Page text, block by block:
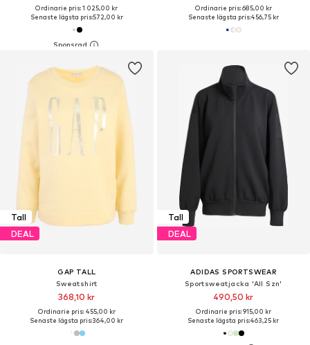
Ordinarie pris: 1 025,00 kr
Senaste lägsta pris:572,00 kr
Ordinarie pris: 685,00 kr
Senaste lägsta pris:456,75 kr
Tall
DEAL
GAP TALL
Sweatshirt
368,10 kr
Ordinarie pris: 455,00 kr
Senaste lägsta pris:364,00 kr
Tall
DEAL
ADIDAS SPORTSWEAR
Sportsweatjacka 'All Szn'
490,50 kr
Ordinarie pris: 915,00 kr
Senaste lägsta pris:463,25 kr